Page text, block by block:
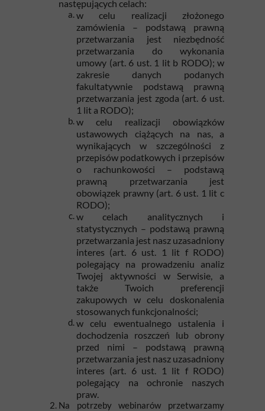
następujących celach:
w celu realizacji złożonego
zamówienia – podstawą prawną
przetwarzania jest niezbędność
przetwarzania do wykonania
umowy (art. 6 ust. 1 lit b RODO); w
zakresie danych podanych
fakultatywnie podstawą prawną
przetwarzania jest zgoda (art. 6 ust.
1 lit a RODO);
w celu realizacji obowiązków
ustawowych ciążących na nas, a
wynikających w szczególności z
przepisów podatkowych i przepisów
o rachunkowości – podstawą
prawną przetwarzania jest
obowiązek prawny (art. 6 ust. 1 lit c
RODO);
w celach analitycznych i
statystycznych – podstawą prawną
przetwarzania jest nasz uzasadniony
interes (art. 6 ust. 1 lit f RODO)
polegający na prowadzeniu analiz
Twojej aktywności w Serwisie, a
także Twoich preferencji
zakupowych w celu doskonalenia
stosowanych funkcjonalności;
w celu ewentualnego ustalenia i
dochodzenia roszczeń lub obrony
przed nimi – podstawą prawną
przetwarzania jest nasz uzasadniony
interes (art. 6 ust. 1 lit f RODO)
polegający na ochronie naszych
praw.
Na potrzeby webinarów przetwarzamy